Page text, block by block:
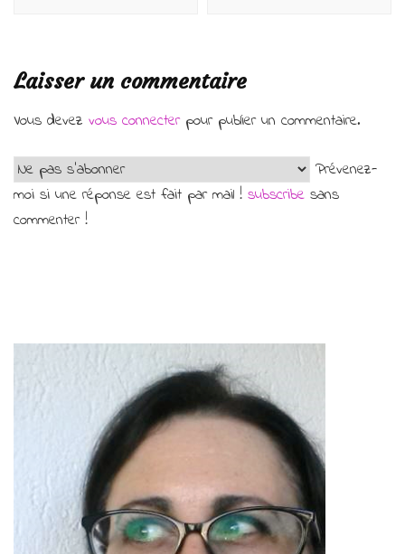
Laisser un commentaire
Vous devez vous connecterpour publier un commentaire.
Prévenez-
moi si une réponse est fait par mail ! subscribe sans
commenter !